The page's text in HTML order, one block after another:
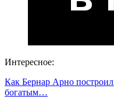
Интересное:
Как Бернар Арно
богатым…